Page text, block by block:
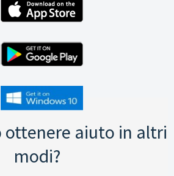
ottenere aiuto in altri
modi?